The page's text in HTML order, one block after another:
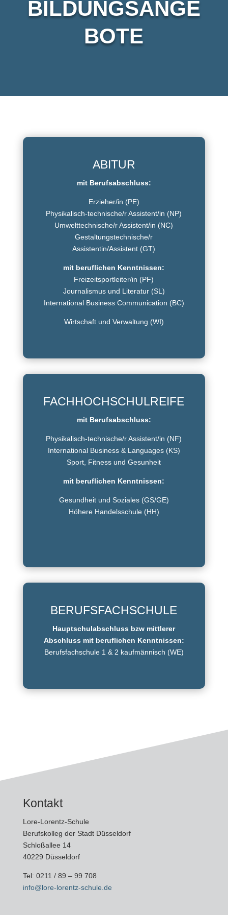
BILDUNGSANGE
BOTE
ABITUR
mit Berufsabschluss:
Erzieher/in (PE)
Physikalisch-technische/r Assistent/in (NP)
Umwelttechnische/r Assistent/in (NC)
Gestaltungstechnische/r
Assistentin/Assistent (GT)
mit beruflichen Kenntnissen:
Freizeitsportleiter/in (PF)
Journalismus und Literatur (SL)
International Business Communication (BC)
Wirtschaft und Verwaltung (WI)
FACHHOCHSCHULREIFE
mit Berufsabschluss:
Physikalisch-technische/r Assistent/in (NF)
International Business & Languages (KS)
Sport, Fitness und Gesunheit
mit beruflichen Kenntnissen:
Gesundheit und Soziales (GS/GE)
Höhere Handelsschule (HH)
BERUFSFACHSCHULE
Hauptschulabschluss bzw mittlerer
Abschluss mit beruflichen Kenntnissen:
Berufsfachschule 1 & 2 kaufmännisch (WE)
Kontakt
Lore-Lorentz-Schule
Berufskolleg der Stadt Düsseldorf
Schloßallee 14
40229 Düsseldorf
Tel: 0211 / 89 – 99 708
info@lore-lorentz-schule.de